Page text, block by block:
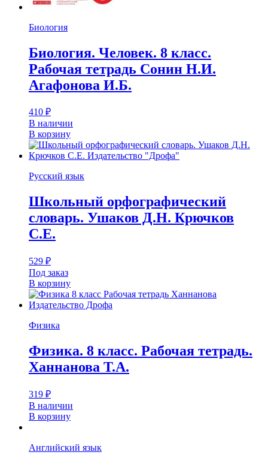
Биология
Биология. Человек. 8 класс.
Рабочая тетрадь Сонин Н.И.
Агафонова И.Б.
410 ₽
В наличии
В корзину
Русский язык
Школьный орфографический
словарь. Ушаков Д.Н. Крючков
С.Е.
529 ₽
Под заказ
В корзину
Физика
Физика. 8 класс. Рабочая тетрадь.
Ханнанова Т.А.
319 ₽
В наличии
В корзину
Английский язык